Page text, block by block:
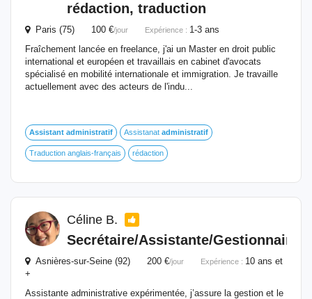
rédaction, traduction
Paris (75) 100 €/jour Expérience : 1-3 ans
Fraîchement lancée en freelance, j'ai un Master en droit public
international et européen et travaillais en cabinet d'avocats
spécialisé en mobilité internationale et immigration. Je travaille
actuellement avec des acteurs de l'indu...
Assistant administratif Assistanat administratif
Traduction anglais-français rédaction
Céline B.
Secrétaire/Assistante/Gestionnaire
Asnières-sur-Seine (92) 200 €/jour Expérience : 10 ans et
+
Assistante administrative expérimentée, j’assure la gestion et le